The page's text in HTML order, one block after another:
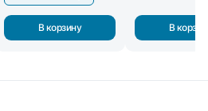
В корзину В